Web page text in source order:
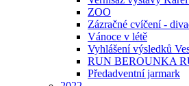
ZOO
Zázračné cvíčení -
Vánoce v létě
Vyhlášení výsledků
RUN BEROUNKA
Předadventní jarmark